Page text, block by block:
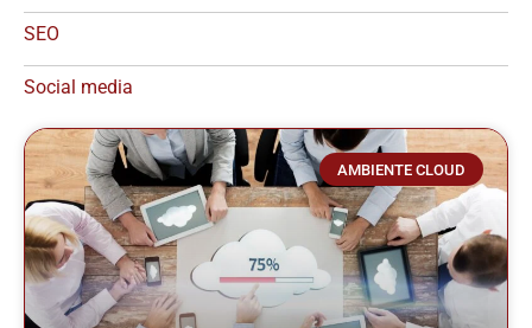
AMBIENTE CLOUD
SEO
Social media